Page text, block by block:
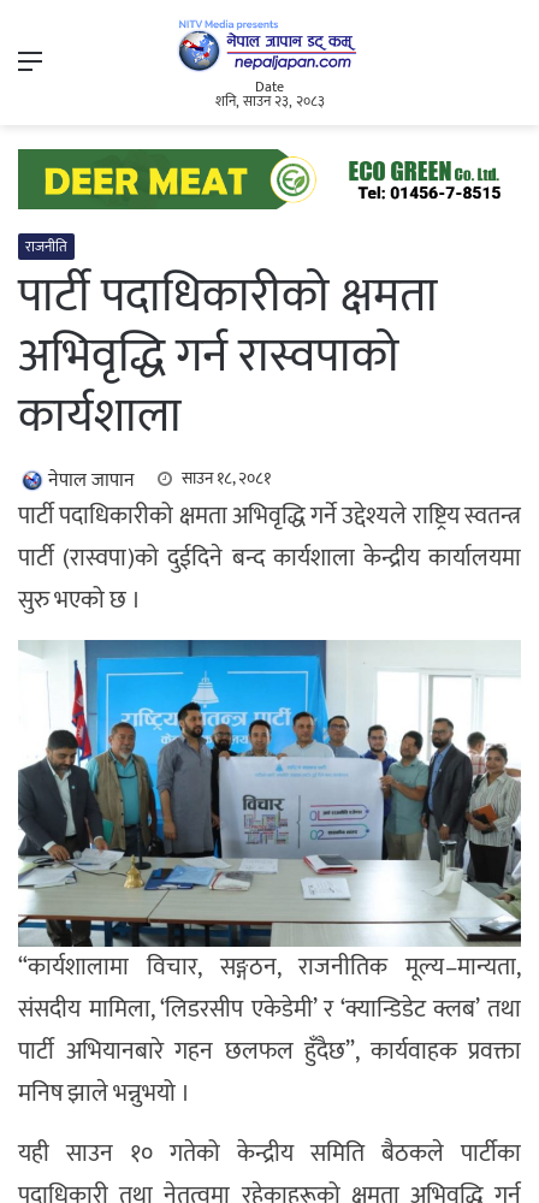
Menu
Date
शनि, साउन २३, २०८३
राजनीति
पार्टी पदाधिकारीको क्षमता
अभिवृद्धि गर्न रास्वपाको
कार्यशाला
नेपाल जापान साउन १८, २०८१
पार्टी पदाधिकारीको क्षमता अभिवृद्धि गर्ने उद्देश्यले राष्ट्रिय स्वतन्त्र
पार्टी (रास्वपा)को दुईदिने बन्द कार्यशाला केन्द्रीय कार्यालयमा
सुरु भएको छ ।
“कार्यशालामा विचार, सङ्गठन, राजनीतिक मूल्य–मान्यता,
संसदीय मामिला, ‘लिडरसीप एकेडेमी’ र ‘क्यान्डिडेट क्लब’ तथा
पार्टी अभियानबारे गहन छलफल हुँदैछ”, कार्यवाहक प्रवक्ता
मनिष झाले भन्नुभयो ।
यही साउन १० गतेको केन्द्रीय समिति बैठकले पार्टीका